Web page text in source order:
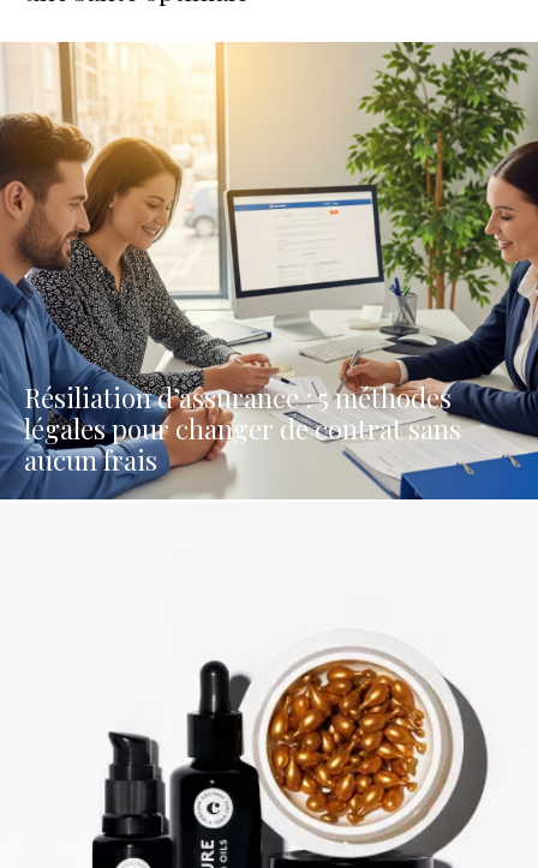
Résiliation d’assurance : 5 méthodes
légales pour changer de contrat sans
aucun frais